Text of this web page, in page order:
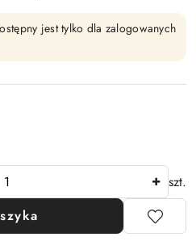
jest tylko dla zalogowanych
szt.